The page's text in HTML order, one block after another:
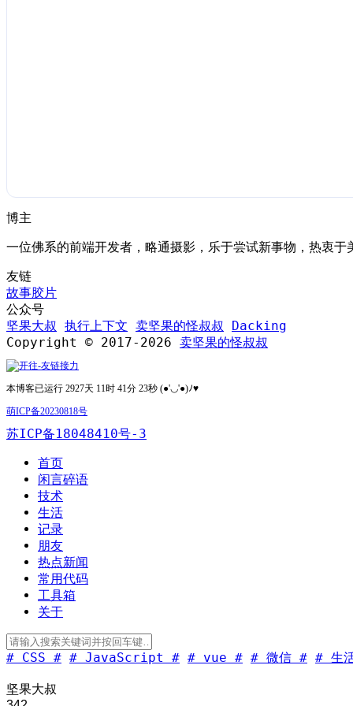
博主
一位佛系的前端开发者，略通摄影，乐于尝试新事物，热衷于
友链
故事胶片
公众号
坚果大叔 执行上下文 卖坚果的怪叔叔
Dacking
Copyright © 2017-2026 卖坚果的怪叔叔
本博客已运行 2927天 11时 41分 24秒 (●'◡'●)ﾉ♥
萌ICP备20230818号
苏ICP备18048410号-3
首页
闲言碎语
技术
生活
记录
朋友
热点新闻
常用代码
工具箱
关于
# CSS # # JavaScript # # vue # # 微信 # # 生
坚果大叔